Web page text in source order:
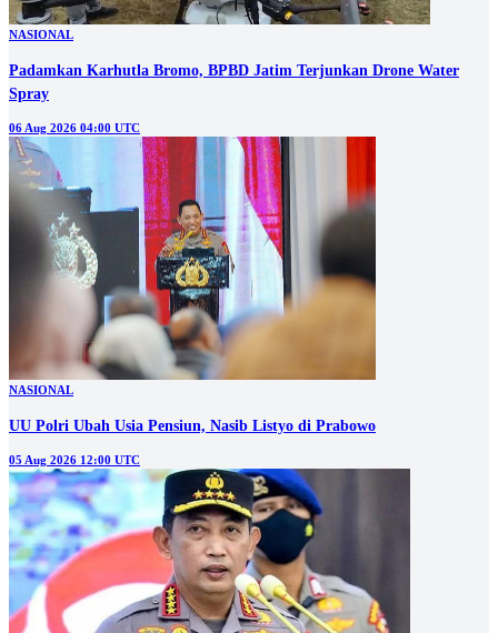
NASIONAL
Padamkan Karhutla Bromo, BPBD Jatim Terjunkan Drone Water
Spray
06 Aug 2026 04:00 UTC
NASIONAL
UU Polri Ubah Usia Pensiun, Nasib Listyo di Prabowo
05 Aug 2026 12:00 UTC